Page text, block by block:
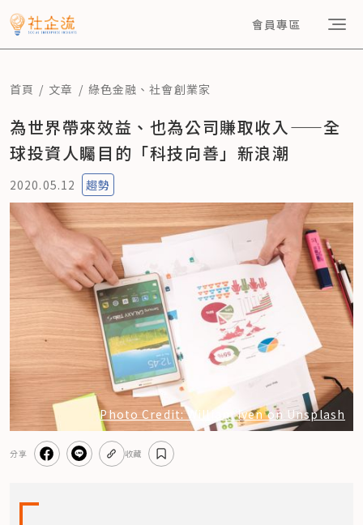
會員專區
首頁 文章 綠色金融 、社會創業家
為世界帶來效益、也為公司賺取收入——全
球投資人矚目的「科技向善」新浪潮
2020.05.12 趨勢
Photo Credit: William Iven on Unsplash
分享 收藏